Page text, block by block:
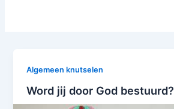
Algemeen knutselen
Word jij door God bestuurd?